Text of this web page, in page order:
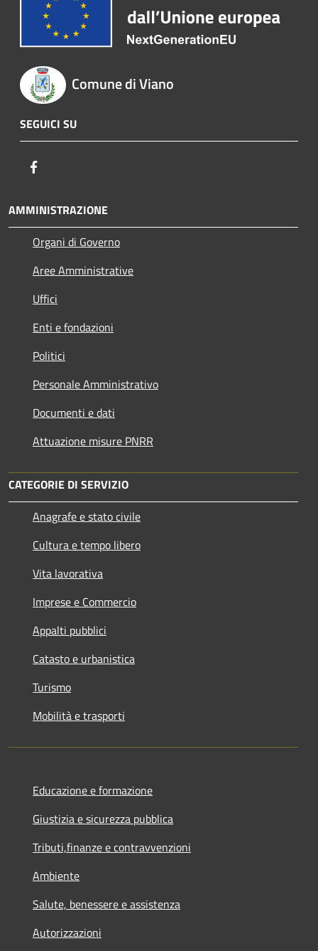
Comune di Viano
SEGUICI SU
AMMINISTRAZIONE
Organi di Governo
Aree Amministrative
Uffici
Enti e fondazioni
Politici
Personale Amministrativo
Documenti e dati
Attuazione misure PNRR
CATEGORIE DI SERVIZIO
Anagrafe e stato civile
Cultura e tempo libero
Vita lavorativa
Imprese e Commercio
Appalti pubblici
Catasto e urbanistica
Turismo
Mobilità e trasporti
Educazione e formazione
Giustizia e sicurezza pubblica
Tributi,finanze e contravvenzioni
Ambiente
Salute, benessere e assistenza
Autorizzazioni